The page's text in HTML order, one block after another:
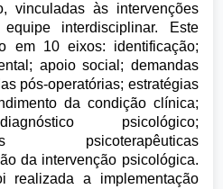
vinculadas às intervenções
interdisciplinar. Este
em 10 eixos: identificação;
apoio social; demandas
pós-operatórias; estratégias
da condição clínica;
psicológico;
psicoterapêuticas
da intervenção psicológica.
realizada a implementação